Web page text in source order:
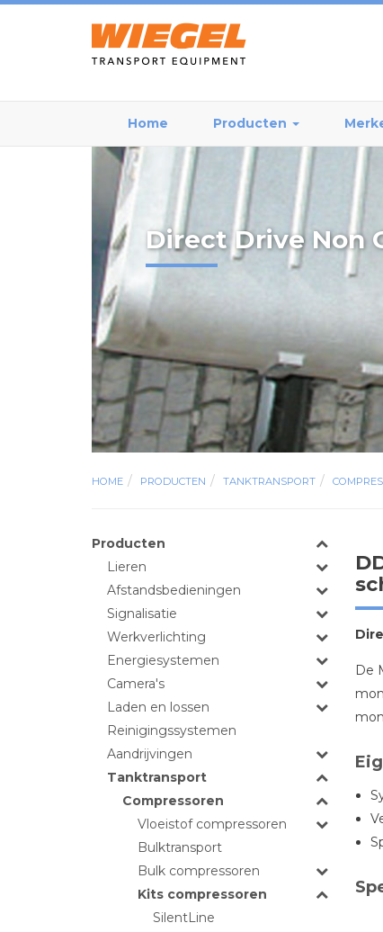
Home Producten
Direct Drive Non
HOME PRODUCTEN TANKTRANSPORT
Producten
Lieren
Afstandsbedieningen
Signalisatie
Werkverlichting
Energiesystemen
Camera's
Laden en lossen
Reinigingssystemen
Aandrijvingen
Tanktransport
Compressoren
Vloeistof compressoren
Bulktransport
Bulk compressoren
Kits compressoren
SilentLine
De